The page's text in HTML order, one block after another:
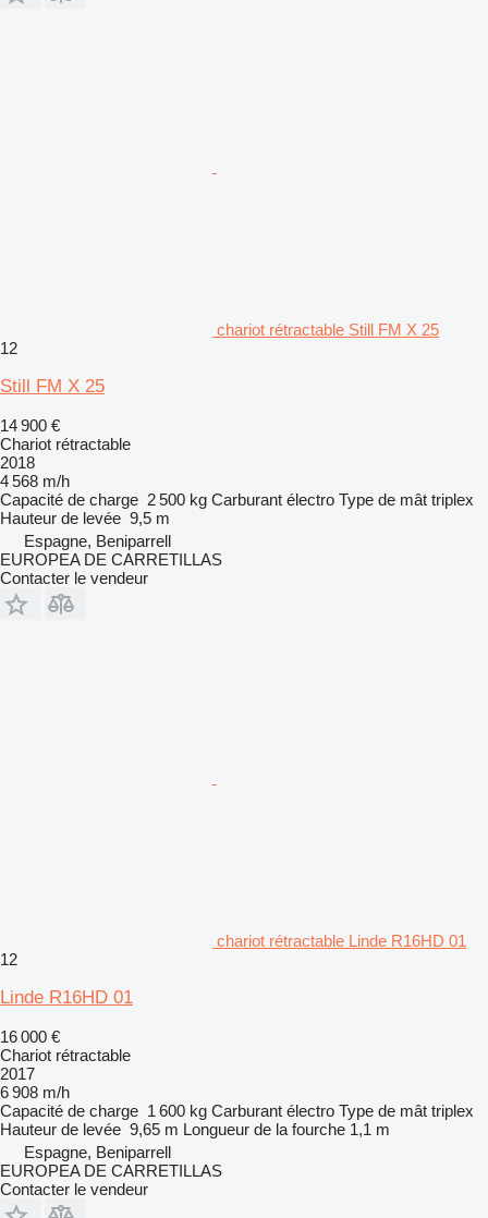
chariot rétractable Still FM X 25
12
Still FM X 25
14 900 €
Chariot rétractable
2018
4 568 m/h
Capacité de charge 2 500 kg Carburant électro Type de mât triplex
Hauteur de levée 9,5 m
Espagne, Beniparrell
EUROPEA DE CARRETILLAS
Contacter le vendeur
chariot rétractable Linde R16HD 01
12
Linde R16HD 01
16 000 €
Chariot rétractable
2017
6 908 m/h
Capacité de charge 1 600 kg Carburant électro Type de mât triplex
Hauteur de levée 9,65 m Longueur de la fourche 1,1 m
Espagne, Beniparrell
EUROPEA DE CARRETILLAS
Contacter le vendeur